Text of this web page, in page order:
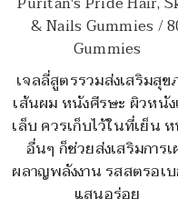
& Nails Gummies /
Gummies
เจลลี่สูตรรวมส่งเสริมสุข
เส้นผม หนังศีรษะ ผิวหนั
เล็บ ควรเก็บไว้ในที่เย็น
อื่นๆ ก็ช่วยส่งเสริมการเ
ผลาญพลังงาน รสสตรอเ
แสนอร่อย